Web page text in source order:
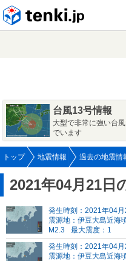
台風13号情報
大型で非常に強い台
でいます
トップ 地震情報 過去の地震情
2021年04月21日
発生時刻：2021年04
震源地：伊豆大島近海
M2.3
最大震度：1
発生時刻：2021年04
震源地：伊豆大島近海